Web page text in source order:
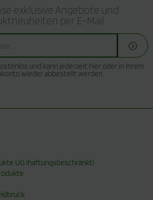
exklusive Angebote und
per E-Mail
und kann jederzeit hier oder in Ihrem
wieder abbestellt werden.
UG (haftungsbeschränkt)